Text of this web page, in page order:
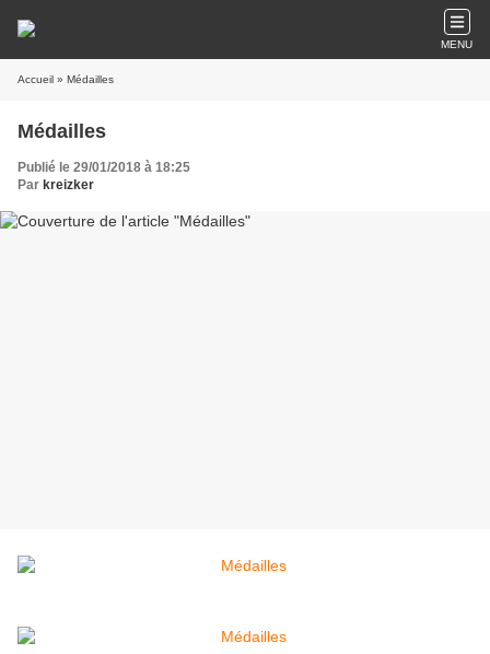
MENU
Accueil » Médailles
Médailles
Publié le 29/01/2018 à 18:25
Par kreizker